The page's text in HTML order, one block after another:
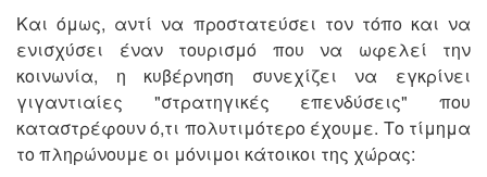
Και όμως, αντί να προστατεύσει τον τόπο και να
ενισχύσει έναν τουρισμό που να ωφελεί την
κοινωνία, η κυβέρνηση συνεχίζει να εγκρίνει
γιγαντιαίες "στρατηγικές επενδύσεις" που
καταστρέφουν ό,τι πολυτιμότερο έχουμε. Το τίμημα
το πληρώνουμε οι μόνιμοι κάτοικοι της χώρας: